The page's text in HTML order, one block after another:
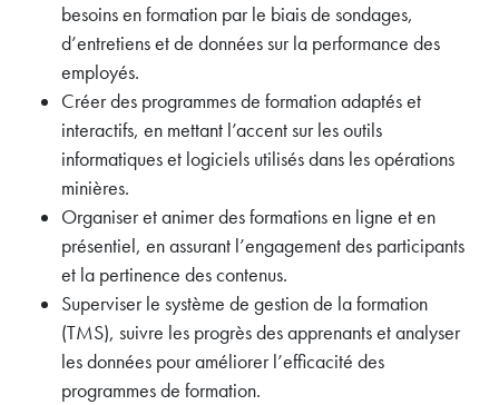
besoins en formation par le biais de sondages,
d’entretiens et de données sur la performance des
employés.
Créer des programmes de formation adaptés et
interactifs, en mettant l’accent sur les outils
informatiques et logiciels utilisés dans les opérations
minières.
Organiser et animer des formations en ligne et en
présentiel, en assurant l’engagement des participants
et la pertinence des contenus.
Superviser le système de gestion de la formation
(TMS), suivre les progrès des apprenants et analyser
les données pour améliorer l’efficacité des
programmes de formation.